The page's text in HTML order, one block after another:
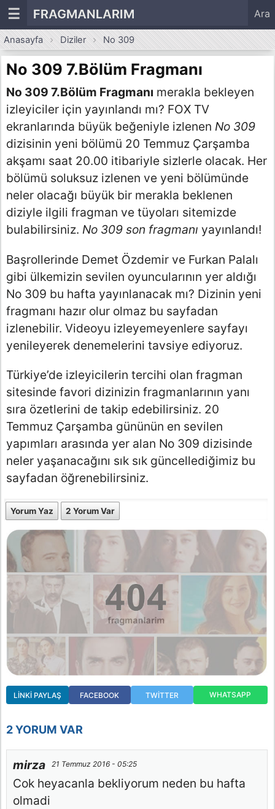
☰ FRAGMANLARIM Ara
Anasayfa Diziler No 309
No 309 7.Bölüm Fragmanı
No 309 7.Bölüm Fragmanı merakla bekleyen
izleyiciler için yayınlandı mı? FOX TV
ekranlarında büyük beğeniyle izlenen No 309
dizisinin yeni bölümü 20 Temmuz Çarşamba
akşamı saat 20.00 itibariyle sizlerle olacak. Her
bölümü soluksuz izlenen ve yeni bölümünde
neler olacağı büyük bir merakla beklenen
diziyle ilgili fragman ve tüyoları sitemizde
bulabilirsiniz. No 309 son fragmanı yayınlandı!
Başrollerinde Demet Özdemir ve Furkan Palalı
gibi ülkemizin sevilen oyuncularının yer aldığı
No 309 bu hafta yayınlanacak mı? Dizinin yeni
fragmanı hazır olur olmaz bu sayfadan
izlenebilir. Videoyu izleyemeyenlere sayfayı
yenileyerek denemelerini tavsiye ediyoruz.
Türkiye’de izleyicilerin tercihi olan fragman
sitesinde favori dizinizin fragmanlarının yanı
sıra özetlerini de takip edebilirsiniz. 20
Temmuz Çarşamba gününün en sevilen
yapımları arasında yer alan No 309 dizisinde
neler yaşanacağını sık sık güncellediğimiz bu
sayfadan öğrenebilirsiniz.
Yorum Yaz 2 Yorum Var
LINKI PAYLAŞ FACEBOOK TWITTER WHATSAPP
2 YORUM VAR
mirza 21 Temmuz 2016 - 05:25
Cok heyacanla bekliyorum neden bu hafta
olmadi